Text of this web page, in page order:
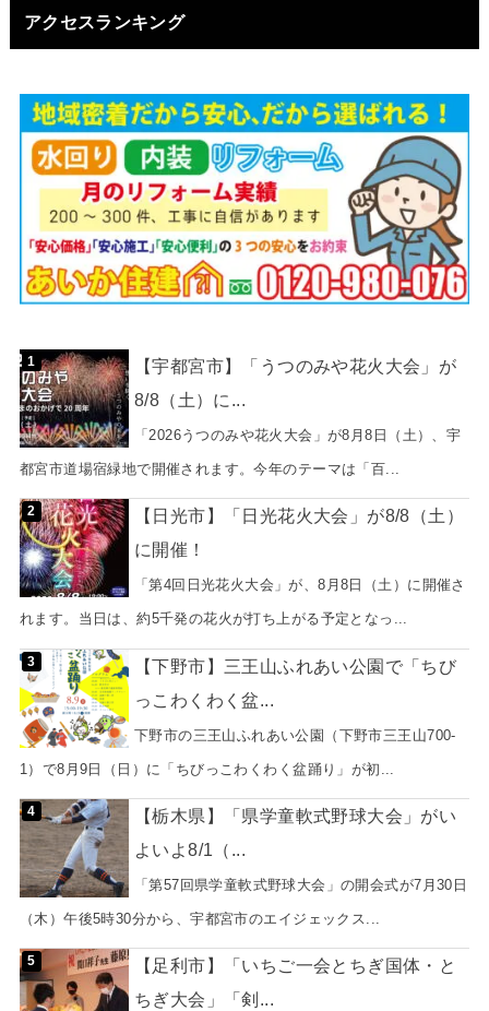
アクセスランキング
【宇都宮市】「うつのみや花火大会」が
8/8（土）に...
「2026うつのみや花火大会」が8月8日（土）、宇
都宮市道場宿緑地で開催されます。今年のテーマは「百...
【日光市】「日光花火大会」が8/8（土）
に開催！
「第4回日光花火大会」が、8月8日（土）に開催さ
れます。当日は、約5千発の花火が打ち上がる予定となっ...
【下野市】三王山ふれあい公園で「ちび
っこわくわく盆...
下野市の三王山ふれあい公園（下野市三王山700-
1）で8月9日（日）に「ちびっこわくわく盆踊り」が初...
【栃木県】「県学童軟式野球大会」がい
よいよ8/1（...
「第57回県学童軟式野球大会」の開会式が7月30日
（木）午後5時30分から、宇都宮市のエイジェックス...
【足利市】「いちご一会とちぎ国体・と
ちぎ大会」「剣...